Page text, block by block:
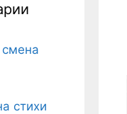
стихи